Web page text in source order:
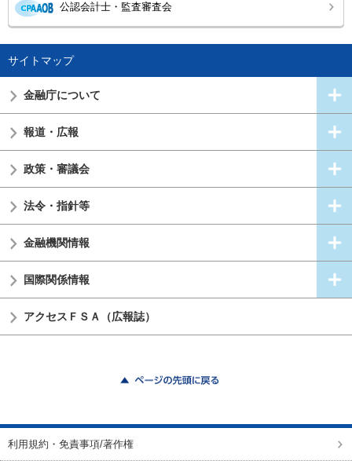
公認会計士・監査審査会
サイトマップ
金融庁について
報道・広報
政策・審議会
法令・指針等
金融機関情報
国際関係情報
アクセスＦＳＡ（広報誌）
利用規約・免責事項/著作権